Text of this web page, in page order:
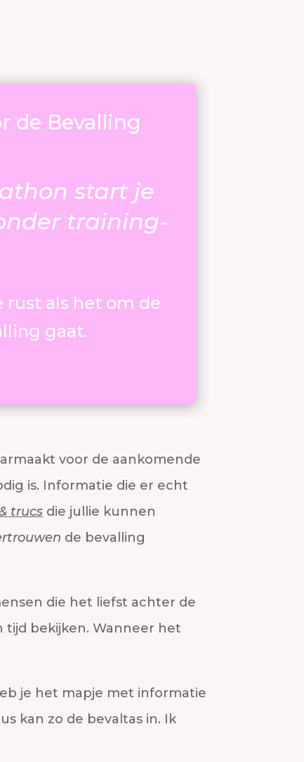
de Bevalling
start je
training-
rust als het om de
gaat.
voor de aankomende
is. Informatie die er echt
trucs die jullie kunnen
de bevalling
die het liefst achter de
bekijken. Wanneer het
je het mapje met informatie
kan zo de bevaltas in. Ik